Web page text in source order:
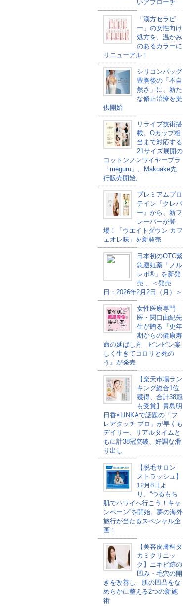
いアプローチ
「漢方セラピ
ー」の女性向け
処方を、温かみ
のあるカラーに
リニューアル！
シリコンバッグ
豊胸後の「不自
然さ」に、新た
な修正治療を提
供開始
リライブ技術搭
載。Oカップ相
当まで対応する
21サイズ展開の
コットンノンワイヤーブラ
「meguru」、Makuake先
行販売開始。
プレミアムプロ
テイン『クレバ
ー』から、新フ
レーバーが登
場！「ウエイトダウン カフ
ェオレ味」を新発売
日本初のOTC緊
急避妊薬「ノル
レボ®」を新発
売 、＜発売
日：2026年2月2日（月）＞
女性医療専門
医・関口由紀先
生が贈る『更年
期からの健康寿
命の延ばし方 ピンピン楽
しく生きてコロリと死の
う』が発売
【楽天市場ラン
キング総合1位
獲得、合計38冠
も受賞】貴島明
日香×LINKAで話題の「フ
レアタッチ プロ」が早くも
デイリー、リアルタイムと
もに計38冠突破、好調な滑
り出し
【脱毛サロン
ストラッシュ】
12月8日よ
り、“つるもち
肌でハワイへ行こう！キャ
ンペーン”を開始。夢の海外
旅行が当たるスペシャル企
画！
【美容皮膚科タ
カミクリニッ
ク】ニキビ跡の
凹み・毛穴の開
きを改善し、肌の凹凸をな
めらかに整える2つの新施
術